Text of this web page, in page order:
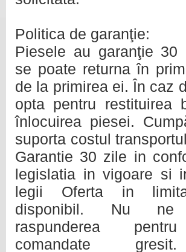
Politica de garanţie:
Piesele au garanţie 30
se poate returna în
de la primirea ei. În caz
opta pentru restituirea
înlocuirea piesei.
suporta costul
Garantie 30 zile in
legislatia in vigoare si
legii Oferta in
disponibil. Nu ne
raspunderea
comandate